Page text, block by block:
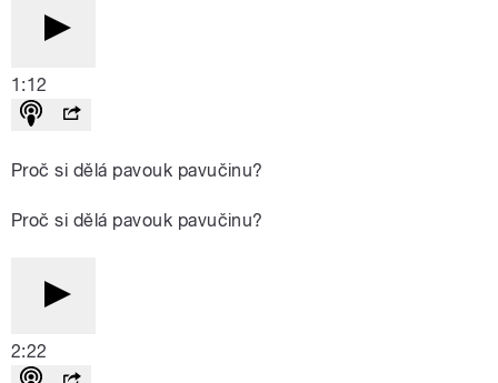
1:12
Proč si dělá pavouk pavučinu?
Proč si dělá pavouk pavučinu?
2:22